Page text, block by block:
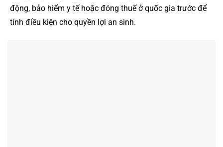
động, bảo hiểm y tế hoặc đóng thuế ở quốc gia trước để
tính điều kiện cho quyền lợi an sinh.